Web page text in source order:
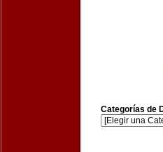
Categorías de